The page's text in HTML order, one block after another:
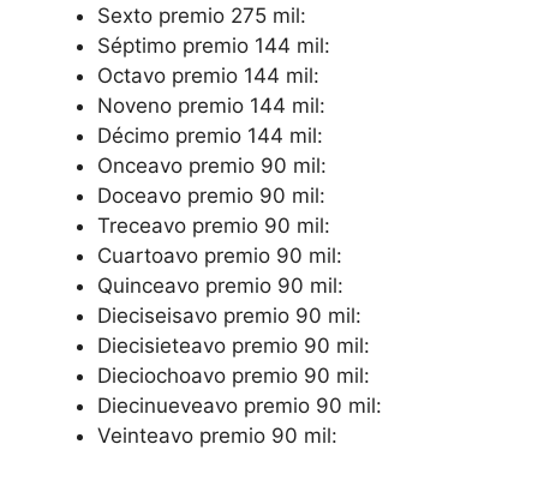
Sexto premio 275 mil:
Séptimo premio 144 mil:
Octavo premio 144 mil:
Noveno premio 144 mil:
Décimo premio 144 mil:
Onceavo premio 90 mil:
Doceavo premio 90 mil:
Treceavo premio 90 mil:
Cuartoavo premio 90 mil:
Quinceavo premio 90 mil:
Dieciseisavo premio 90 mil:
Diecisieteavo premio 90 mil:
Dieciochoavo premio 90 mil:
Diecinueveavo premio 90 mil:
Veinteavo premio 90 mil: